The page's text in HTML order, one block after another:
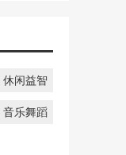
休闲益智
音乐舞蹈